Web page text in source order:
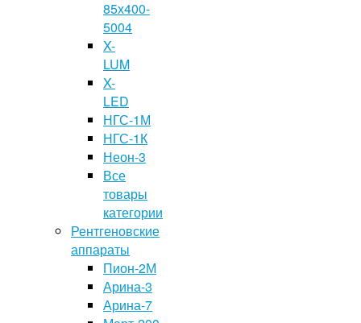
85х400-
5004
X-
LUM
X-
LED
НГС-1М
НГС-1К
Неон-3
Все
товары
категории
Рентгеновские
аппараты
Пион-2М
Арина-3
Арина-7